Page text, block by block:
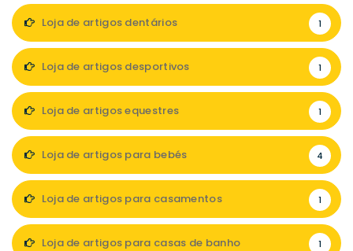
Loja de artigos dentários 1
Loja de artigos desportivos 1
Loja de artigos equestres 1
Loja de artigos para bebés 4
Loja de artigos para casamentos 1
Loja de artigos para casas de banho 1